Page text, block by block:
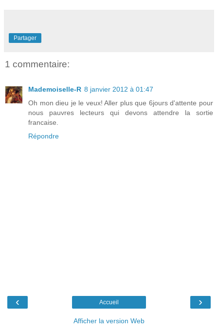
Partager
1 commentaire:
Mademoiselle-R 8 janvier 2012 à 01:47
Oh mon dieu je le veux! Aller plus que 6jours d'attente pour
nous pauvres lecteurs qui devons attendre la sortie
francaise.
Répondre
‹ ›
Accueil
Afficher la version Web